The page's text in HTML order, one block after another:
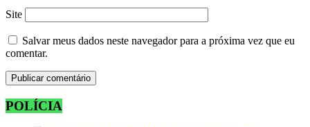
Site
Salvar meus dados neste navegador para a próxima vez que eu
comentar.
POLÍCIA